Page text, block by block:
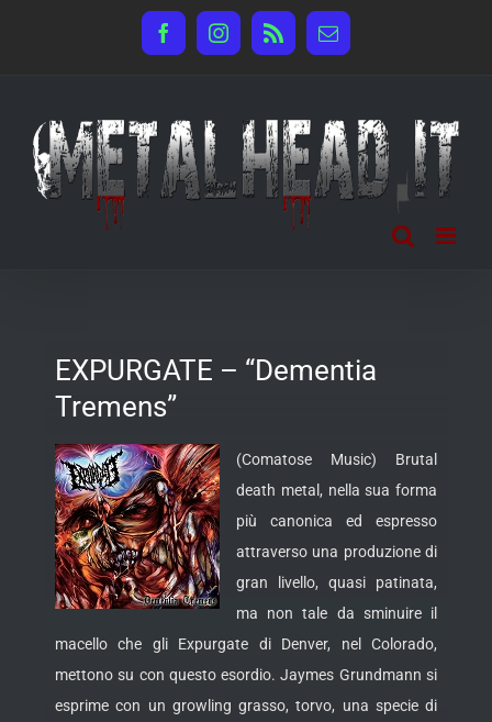
FacebookInstagram
Rss Email
EXPURGATE – “Dementia
Tremens”
(Comatose Music) Brutal
death metal, nella sua forma
più canonica ed espresso
attraverso una produzione di
gran livello, quasi patinata,
ma non tale da sminuire il
macello che gli Expurgate di Denver, nel Colorado,
mettono su con questo esordio. Jaymes Grundmann si
esprime con un growling grasso, torvo, una specie di